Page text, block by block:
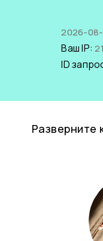
2026-
Ваш IP:
ID
Разверните